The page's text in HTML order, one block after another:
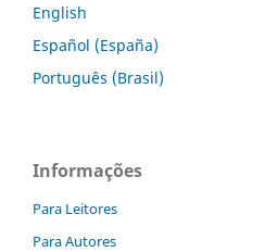
English
Español (España)
Português (Brasil)
Informações
Para Leitores
Para Autores